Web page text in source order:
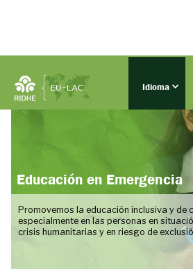
Idioma
Educación en Emergencia
Promovemos la educación inclusiva y de
especialmente en las personas en
crisis humanitarias y en riesgo de